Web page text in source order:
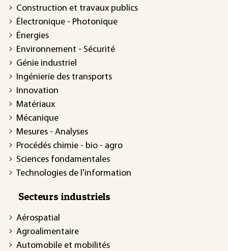
Construction et travaux publics
Électronique - Photonique
Énergies
Environnement - Sécurité
Génie industriel
Ingénierie des transports
Innovation
Matériaux
Mécanique
Mesures - Analyses
Procédés chimie - bio - agro
Sciences fondamentales
Technologies de l'information
Secteurs industriels
Aérospatial
Agroalimentaire
Automobile et mobilités